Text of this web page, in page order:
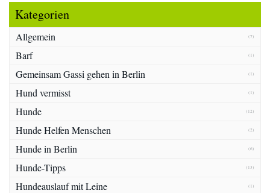
Kategorien
Allgemein (7)
Barf (1)
Gemeinsam Gassi gehen in Berlin (1)
Hund vermisst (1)
Hunde (12)
Hunde Helfen Menschen (2)
Hunde in Berlin (6)
Hunde-Tipps (13)
Hundeauslauf mit Leine (1)